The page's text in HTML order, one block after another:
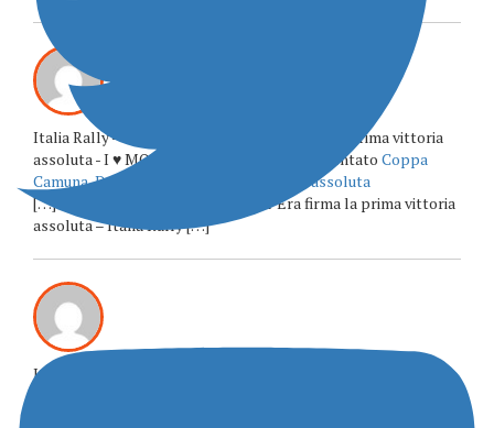
Italia Rally - Coppa Camuna, Dall'Era firma la prima vittoria
assoluta - I ♥ MONTECAMPIONE ha commentato Coppa
Camuna, Dall’Era firma la prima vittoria assoluta
[…] Sorgente: Coppa Camuna, Dall’Era firma la prima vittoria
assoluta – Italia Rally […]
Italia Rally - Rally Coppa Camuna, quasi cento iscritti e un